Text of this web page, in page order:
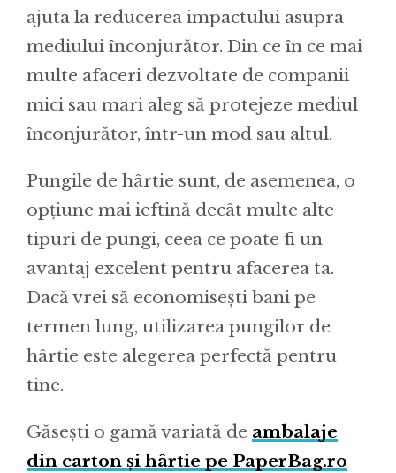
ajuta la reducerea impactului asupra
mediului înconjurător. Din ce în ce mai
multe afaceri dezvoltate de companii
mici sau mari aleg să protejeze mediul
înconjurător, într-un mod sau altul.
Pungile de hârtie sunt, de asemenea, o
opțiune mai ieftină decât multe alte
tipuri de pungi, ceea ce poate fi un
avantaj excelent pentru afacerea ta.
Dacă vrei să economisești bani pe
termen lung, utilizarea pungilor de
hârtie este alegerea perfectă pentru
tine.
Găsești o gamă variată de ambalaje
din carton și hârtie pe PaperBag.ro